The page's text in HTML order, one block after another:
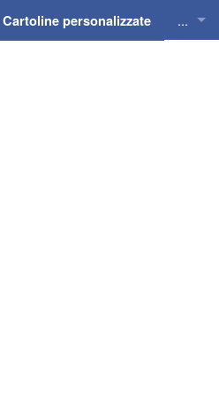
Cartoline personalizzate ...